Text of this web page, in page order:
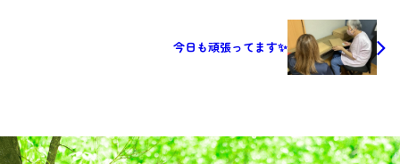
今日も頑張ってます✨